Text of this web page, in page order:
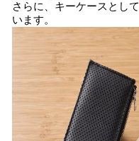
さらに、キーケースとし
います。